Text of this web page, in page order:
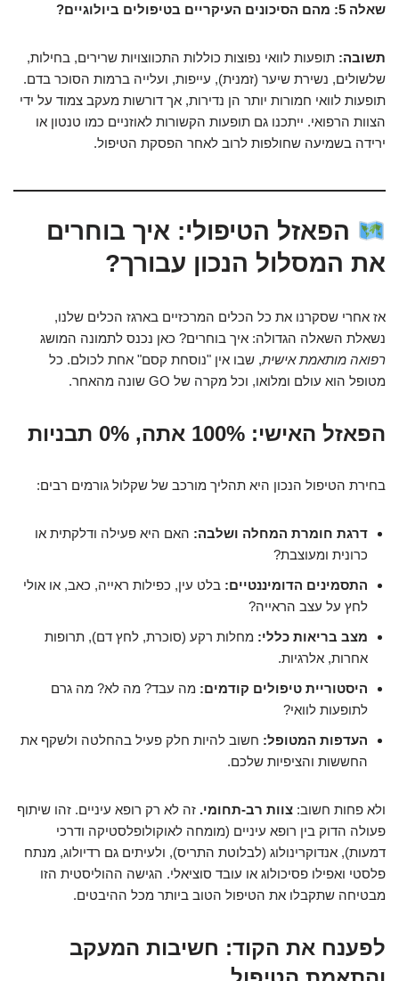
שאלה 5: מהם הסיכונים העיקריים בטיפולים ביולוגיים?
תשובה: תופעות לוואי נפוצות כוללות התכווצויות שרירים, בחילות,
שלשולים, נשירת שיער (זמנית), עייפות, ועלייה ברמות הסוכר בדם.
תופעות לוואי חמורות יותר הן נדירות, אך דורשות מעקב צמוד על ידי
הצוות הרפואי. ייתכנו גם תופעות הקשורות לאוזניים כמו טנטון או
ירידה בשמיעה שחולפות לרוב לאחר הפסקת הטיפול.
הפאזל הטיפולי: איך בוחרים
את המסלול הנכון עבורך?
אז אחרי שסקרנו את כל הכלים המרכזיים בארגז הכלים שלנו,
נשאלת השאלה הגדולה: איך בוחרים? כאן נכנס לתמונה המושג
רפואה מותאמת אישית, שבו אין "נוסחת קסם" אחת לכולם. כל
מטופל הוא עולם ומלואו, וכל מקרה של GO שונה מהאחר.
הפאזל האישי: 100% אתה, 0% תבניות
בחירת הטיפול הנכון היא תהליך מורכב של שקלול גורמים רבים:
דרגת חומרת המחלה ושלבה: האם היא פעילה ודלקתית או
כרונית ומעוצבת?
התסמינים הדומיננטיים: בלט עין, כפילות ראייה, כאב, או אולי
לחץ על עצב הראייה?
מצב בריאות כללי: מחלות רקע (סוכרת, לחץ דם), תרופות
אחרות, אלרגיות.
היסטוריית טיפולים קודמים: מה עבד? מה לא? מה גרם
לתופעות לוואי?
העדפות המטופל: חשוב להיות חלק פעיל בהחלטה ולשקף את
החששות והציפיות שלכם.
ולא פחות חשוב: צוות רב-תחומי. זה לא רק רופא עיניים. זהו שיתוף
פעולה הדוק בין רופא עיניים (מומחה לאוקולופלסטיקה ודרכי
דמעות), אנדוקרינולוג (לבלוטת התריס), ולעיתים גם רדיולוג, מנתח
פלסטי ואפילו פסיכולוג או עובד סוציאלי. הגישה ההוליסטית הזו
מבטיחה שתקבלו את הטיפול הטוב ביותר מכל ההיבטים.
לפענח את הקוד: חשיבות המעקב